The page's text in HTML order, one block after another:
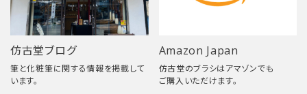
仿古堂ブログ
筆と化粧筆に関する情報を掲載して
います。
Amazon Japan
仿古堂のブラシはアマゾンでも
ご購入いただけます。